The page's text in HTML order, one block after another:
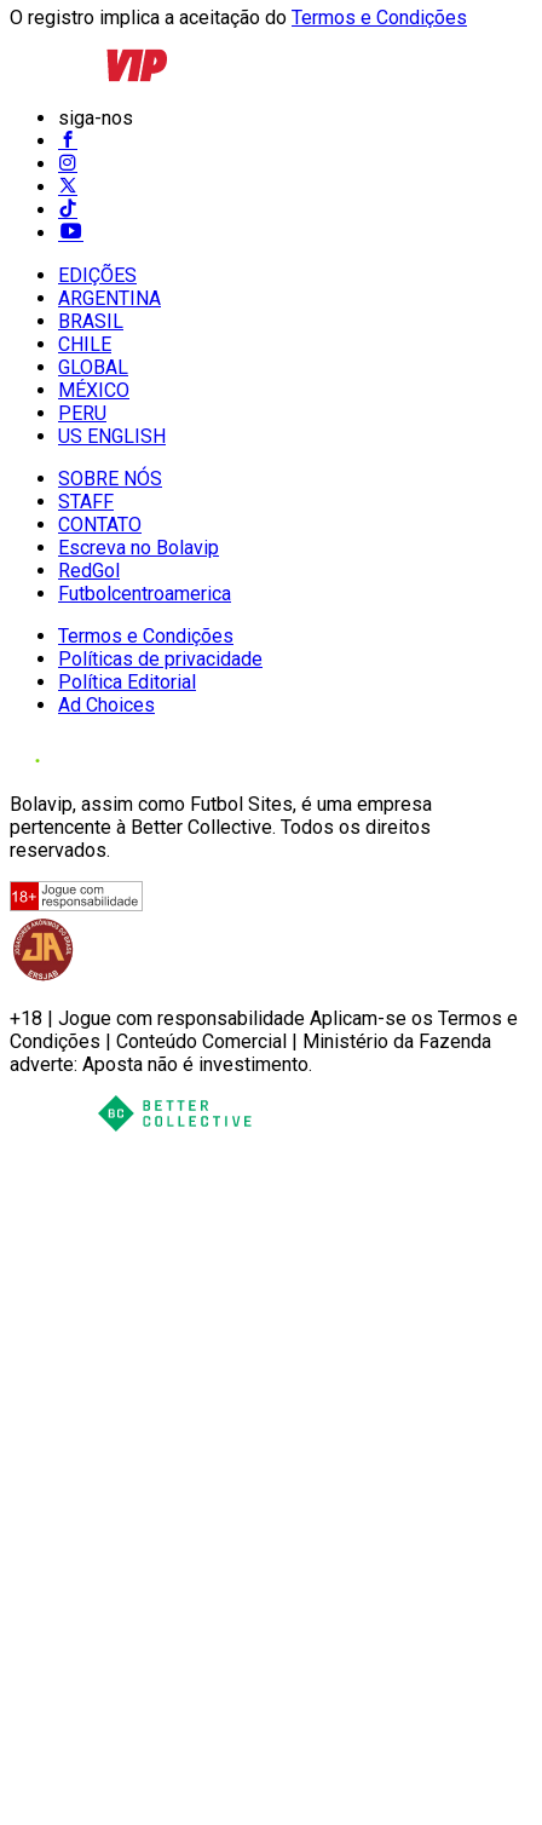
O registro implica a aceitação do Termos e Condições
siga-nos
EDIÇÕES
ARGENTINA
BRASIL
CHILE
GLOBAL
MÉXICO
PERU
US ENGLISH
SOBRE NÓS
STAFF
CONTATO
Escreva no Bolavip
RedGol
Futbolcentroamerica
Termos e Condições
Políticas de privacidade
Política Editorial
Ad Choices
Bolavip, assim como Futbol Sites, é uma empresa
pertencente à Better Collective. Todos os direitos
reservados.
+18 | Jogue com responsabilidade Aplicam-se os Termos e
Condições | Conteúdo Comercial | Ministério da Fazenda
adverte: Aposta não é investimento.